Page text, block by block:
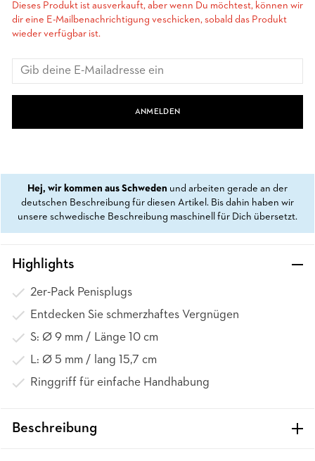
Dieses Produkt ist ausverkauft, aber wenn Du möchtest, können wir
dir eine E-Mailbenachrichtigung veschicken, sobald das Produkt
wieder verfügbar ist.
ANMELDEN
Hej, wir kommen aus Schweden und arbeiten gerade an der
deutschen Beschreibung für diesen Artikel. Bis dahin haben wir
unsere schwedische Beschreibung maschinell für Dich übersetzt.
Highlights
2er-Pack Penisplugs
Entdecken Sie schmerzhaftes Vergnügen
S: Ø 9 mm / Länge 10 cm
L: Ø 5 mm / lang 15,7 cm
Ringgriff für einfache Handhabung
Beschreibung